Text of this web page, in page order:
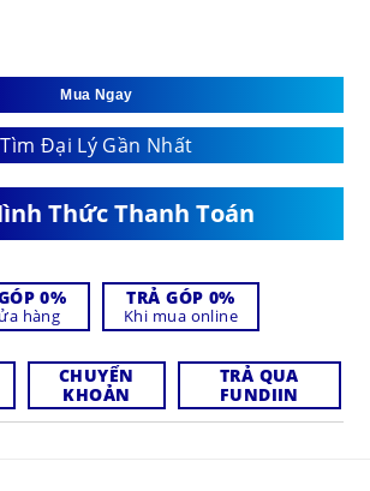
Mua Ngay
Tìm Đại Lý Gần Nhất
Thức Thanh Toán
0%
hàng
TRẢ GÓP 0%
Khi mua online
CHUYỂN
KHOẢN
TRẢ QUA
FUNDIIN